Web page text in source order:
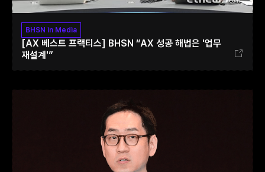
BHSN in Media
[AX 베스트 프랙티스] BHSN “AX 성공 해법은 '업무
재설계'”